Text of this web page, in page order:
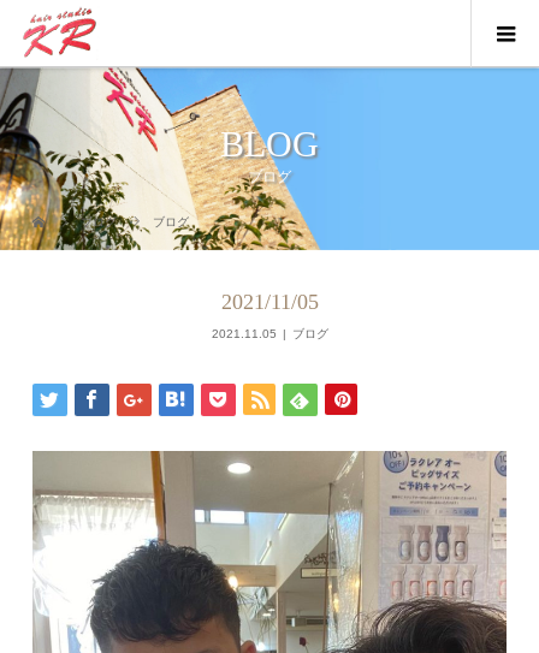
BLOG
ブログ
ブログ ブログ
2021/11/05
2021.11.05 ブログ